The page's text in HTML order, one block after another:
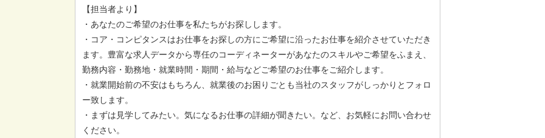
【担当者より】
・あなたのご希望のお仕事を私たちがお探しします。
・コア・コンピタンスはお仕事をお探しの方にご希望に沿ったお仕事を紹介させていただき
ます。豊富な求人データから専任のコーディネーターがあなたのスキルやご希望をふまえ、
勤務内容・勤務地・就業時間・期間・給与などご希望のお仕事をご紹介します。
・就業開始前の不安はもちろん、就業後のお困りごとも当社のスタッフがしっかりとフォロ
ー致します。
・まずは見学してみたい。気になるお仕事の詳細が聞きたい。など、お気軽にお問い合わせ
ください。